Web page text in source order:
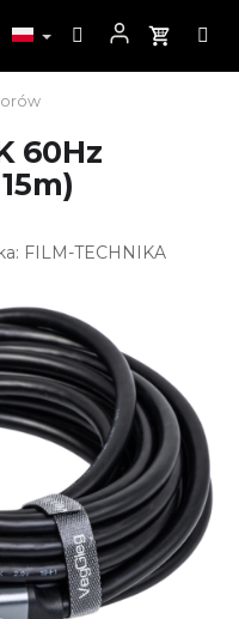
60Hz
FILM-TECHNIKA